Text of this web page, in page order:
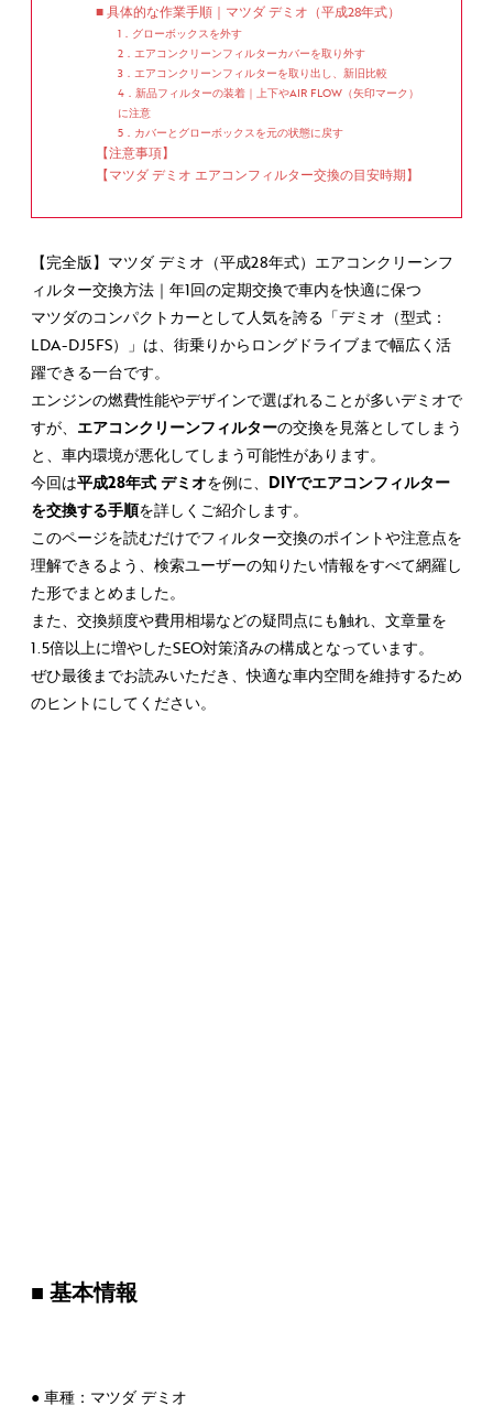
■ 具体的な作業手順｜マツダ デミオ（平成28年式）
1．グローボックスを外す
2．エアコンクリーンフィルターカバーを取り外す
3．エアコンクリーンフィルターを取り出し、新旧比較
4．新品フィルターの装着｜上下やAIR FLOW（矢印マーク）
に注意
5．カバーとグローボックスを元の状態に戻す
【注意事項】
【マツダ デミオ エアコンフィルター交換の目安時期】
【完全版】マツダ デミオ（平成28年式）エアコンクリーンフ
ィルター交換方法｜年1回の定期交換で車内を快適に保つ
マツダのコンパクトカーとして人気を誇る「デミオ（型式：
LDA-DJ5FS）」は、街乗りからロングドライブまで幅広く活
躍できる一台です。
エンジンの燃費性能やデザインで選ばれることが多いデミオで
すが、 エアコンクリーンフィルターの交換を見落としてしまう
と、車内環境が悪化してしまう可能性があります。
今回は平成28年式 デミオを例に、 DIYでエアコンフィルター
を交換する手順を詳しくご紹介します。
このページを読むだけでフィルター交換のポイントや注意点を
理解できるよう、検索ユーザーの知りたい情報をすべて網羅し
た形でまとめました。
また、交換頻度や費用相場などの疑問点にも触れ、文章量を
1.5倍以上に増やしたSEO対策済みの構成となっています。
ぜひ最後までお読みいただき、快適な車内空間を維持するため
のヒントにしてください。
■ 基本情報
● 車種：マツダ デミオ